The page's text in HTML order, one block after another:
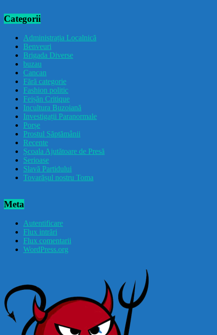
Categorii
Administrația Localnică
Benveuri
Brigada Diverse
buzau
Cancan
Fără categorie
Fashion politic
Feișăn Critique
Incultura Buzoiană
Investigații Paranormale
Porșe
Prostul Săptămânii
Recente
Școala Ajutătoare de Presă
Serioase
Slavă Partidului
Tovarășul nostru Toma
Meta
Autentificare
Flux intrări
Flux comentarii
WordPress.org